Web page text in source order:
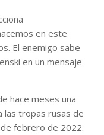
en este
El enemigo sabe
en un mensaje
hace meses una
las tropas rusas de
febrero de 2022.